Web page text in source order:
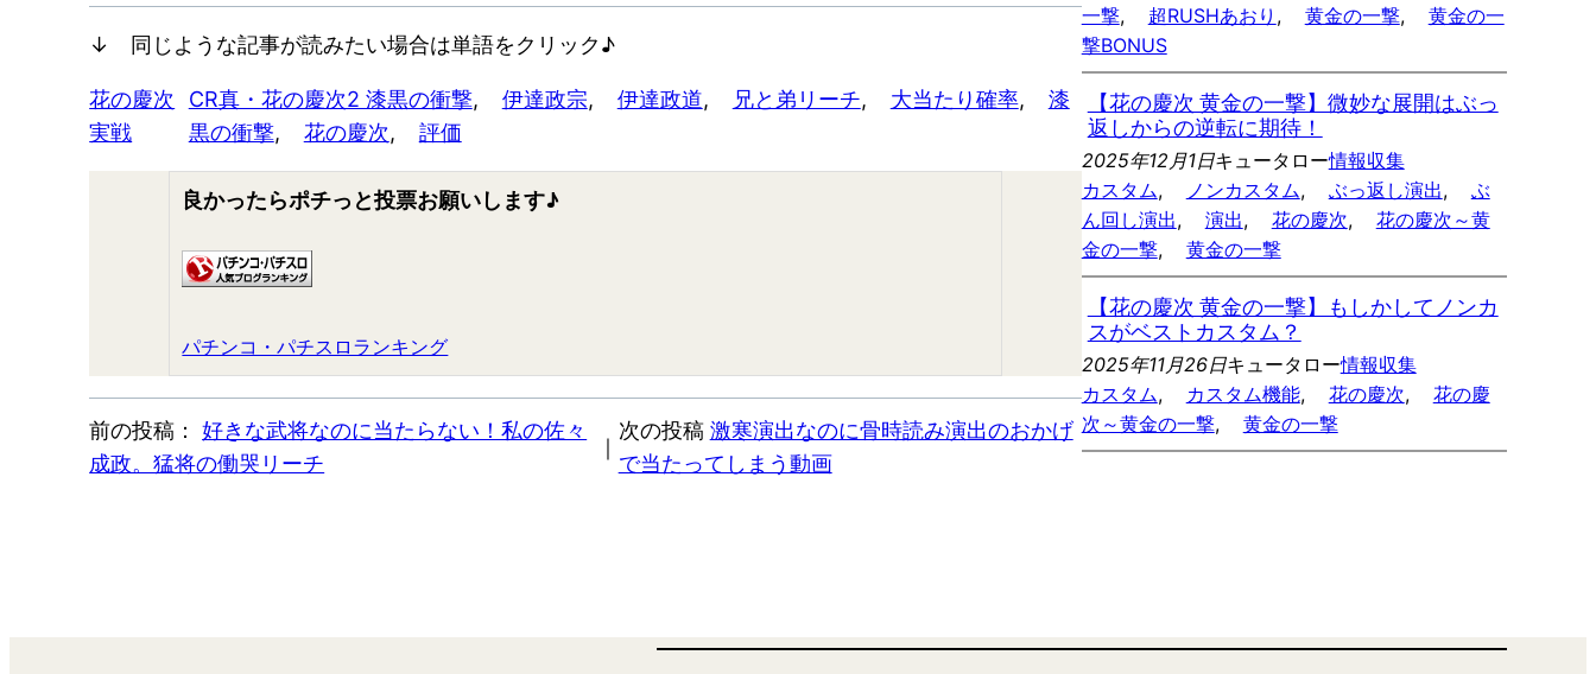
↓ 同じような記事が読みたい場合は単語をクリック♪
花の慶次
実戦
CR真・花の慶次2 漆黒の衝撃, 伊達政宗, 伊達政道, 兄と弟リーチ, 大当たり確率,
漆
黒の衝撃, 花の慶次, 評価
良かったらポチっと投票お願いします♪
パチンコ・パチスロランキング
前の投稿：
好きな武将なのに当たらない！私の佐々
成政。猛将の働哭リーチ
｜
次の投稿 激寒演出なのに骨時読み演出のおかげ
で当たってしまう動画
一撃, 超RUSHあおり , 黄金の一撃,
黄金の一
撃BONUS
【花の慶次 黄金の一撃】微妙な展開はぶっ
返しからの逆転に期待！
2025年12月1日キュータロー情報収集
カスタム, ノンカスタム, ぶっ返し演出,
ぶ
ん回し演出, 演出, 花の慶次,
花の慶次～黄
金の一撃, 黄金の一撃
【花の慶次 黄金の一撃】もしかしてノンカ
スがベストカスタム？
2025年11月26日キュータロー情報収集
カスタム, カスタム機能, 花の慶次,
花の慶
次～黄金の一撃, 黄金の一撃